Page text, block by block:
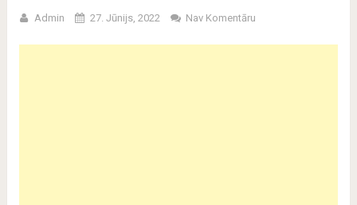
Admin 27. Jūnijs, 2022 Nav Komentāru